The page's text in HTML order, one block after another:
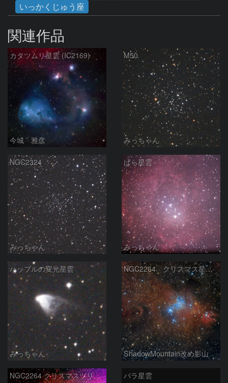
いっかくじゅう座
関連作品
カタツムリ星雲 (IC2169)
今城 雅彦
M50
みっちゃん
NGC2324
みっちゃん
ばら星雲
みっちゃん
ハッブルの変光星雲
みっちゃん
NGC2264 クリスマス星団等
ShadowMountain改め影山
NGC2264 クリスマスツリー星団周辺 2026-4-2 バラ星雲